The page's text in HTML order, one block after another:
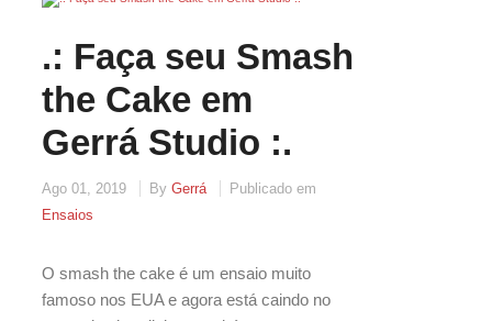
.: Faça seu Smash
the Cake em
Gerrá Studio :.
Ago 01, 2019 By Gerrá
Publicado em
Ensaios
O smash the cake é um ensaio muito
famoso nos EUA e agora está caindo no